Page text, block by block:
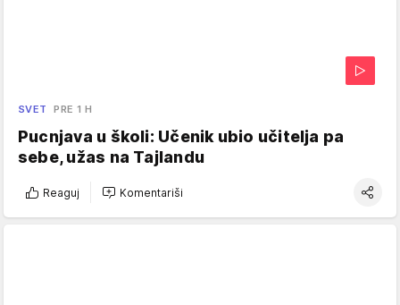
SVET PRE 1 H
Pucnjava u školi: Učenik ubio učitelja pa
sebe, užas na Tajlandu
Reaguj Komentariši